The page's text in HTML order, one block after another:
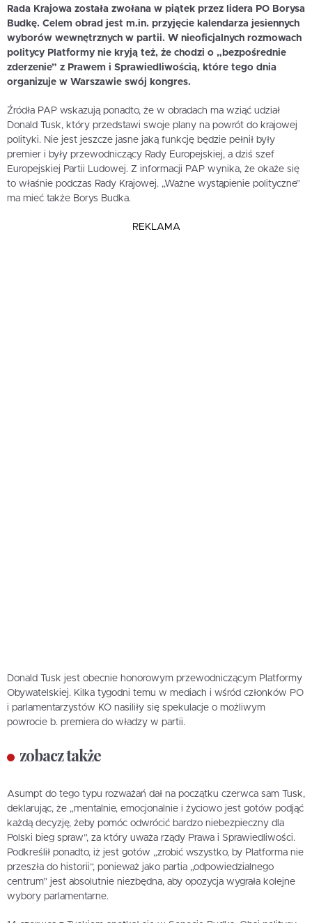
Rada Krajowa została zwołana w piątek przez lidera PO Borysa
Budkę. Celem obrad jest m.in. przyjęcie kalendarza jesiennych
wyborów wewnętrznych w partii. W nieoficjalnych rozmowach
politycy Platformy nie kryją też, że chodzi o „bezpośrednie
zderzenie” z Prawem i Sprawiedliwością, które tego dnia
organizuje w Warszawie swój kongres.
Źródła PAP wskazują ponadto, że w obradach ma wziąć udział
Donald Tusk, który przedstawi swoje plany na powrót do krajowej
polityki. Nie jest jeszcze jasne jaką funkcję będzie pełnił były
premier i były przewodniczący Rady Europejskiej, a dziś szef
Europejskiej Partii Ludowej. Z informacji PAP wynika, że okaże się
to właśnie podczas Rady Krajowej. „Ważne wystąpienie polityczne”
ma mieć także Borys Budka.
REKLAMA
Donald Tusk jest obecnie honorowym przewodniczącym Platformy
Obywatelskiej. Kilka tygodni temu w mediach i wśród członków PO
i parlamentarzystów KO nasiliły się spekulacje o możliwym
powrocie b. premiera do władzy w partii.
zobacz także
Asumpt do tego typu rozważań dał na początku czerwca sam Tusk,
deklarując, że „mentalnie, emocjonalnie i życiowo jest gotów podjąć
każdą decyzję, żeby pomóc odwrócić bardzo niebezpieczny dla
Polski bieg spraw”, za który uważa rządy Prawa i Sprawiedliwości.
Podkreślił ponadto, iż jest gotów „zrobić wszystko, by Platforma nie
przeszła do historii”, ponieważ jako partia „odpowiedzialnego
centrum” jest absolutnie niezbędna, aby opozycja wygrała kolejne
wybory parlamentarne.